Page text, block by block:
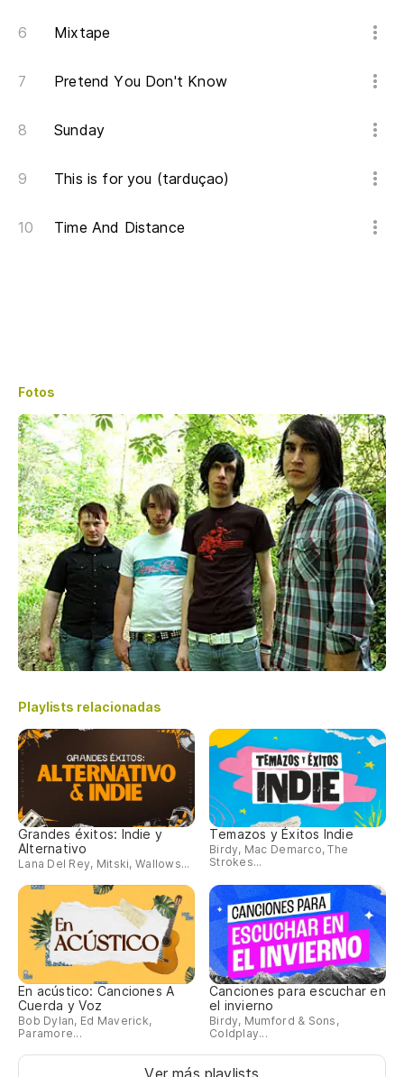
Mixtape
Pretend You Don't Know
Sunday
This is for you (tarduçao)
Time And Distance
Fotos
Playlists relacionadas
Grandes éxitos: Indie y
Alternativo
Lana Del Rey, Mitski, Wallows...
Temazos y Éxitos Indie
Birdy, Mac Demarco, The
Strokes...
En acústico: Canciones A
Cuerda y Voz
Bob Dylan, Ed Maverick,
Paramore...
Canciones para escuchar en
el invierno
Birdy, Mumford & Sons,
Coldplay...